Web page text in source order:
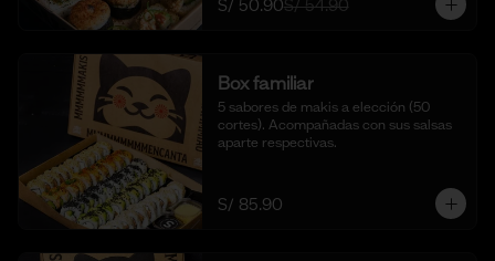
S/ 50.90S/ 54.90
Box familiar
5 sabores de makis a elección (50
cortes). Acompañadas con sus salsas
aparte respectivas.
S/ 85.90